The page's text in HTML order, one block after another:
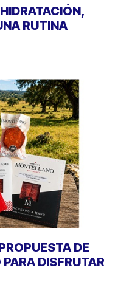
RUTINA
DE
DISFRUTAR